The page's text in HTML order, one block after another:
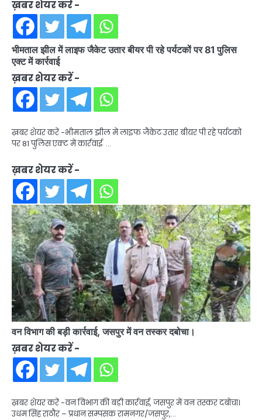
ख़बर शेयर करें -
भीमताल झील में लाइफ जैकेट उतार बीयर पी रहे पर्यटकों पर 81 पुलिस
एक्ट में कार्रवाई
ख़बर शेयर करें -
ख़बर शेयर करें -भीमताल झील में लाइफ जैकेट उतार बीयर पी रहे पर्यटकों
पर 81 पुलिस एक्ट में कार्रवाई …
ख़बर शेयर करें -
वन विभाग की बड़ी कार्रवाई, जसपुर में वन तस्कर दबोचा।
ख़बर शेयर करें -
ख़बर शेयर करें -वन विभाग की बड़ी कार्रवाई, जसपुर में वन तस्कर दबोचा।
उधम सिंह राठौर – प्रधान सम्पसक रामनगर/जसपुर,…